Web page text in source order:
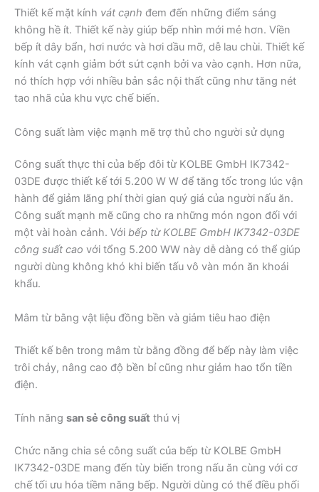
Thiết kế mặt kính vát cạnh đem đến những điểm sáng
không hề ít. Thiết kế này giúp bếp nhìn mới mẻ hơn. Viền
bếp ít dây bẩn, hơi nước và hơi dầu mỡ, dễ lau chùi. Thiết kế
kính vát cạnh giảm bớt sứt cạnh bởi va vào cạnh. Hơn nữa,
nó thích hợp với nhiều bản sắc nội thất cũng như tăng nét
tao nhã của khu vực chế biến.
Công suất làm việc mạnh mẽ trợ thủ cho người sử dụng
Công suất thực thi của bếp đôi từ KOLBE GmbH IK7342-
03DE được thiết kế tới 5.200 W W để tăng tốc trong lúc vận
hành để giảm lãng phí thời gian quý giá của người nấu ăn.
Công suất mạnh mẽ cũng cho ra những món ngon đối với
một vài hoàn cảnh. Với bếp từ KOLBE GmbH IK7342-03DE
công suất cao với tổng 5.200 WW này dễ dàng có thể giúp
người dùng không khó khi biến tấu vô vàn món ăn khoái
khẩu.
Mâm từ bằng vật liệu đồng bền và giảm tiêu hao điện
Thiết kế bên trong mâm từ bằng đồng để bếp này làm việc
trôi chảy, nâng cao độ bền bỉ cũng như giảm hao tổn tiền
điện.
Tính năng san sẻ công suất thú vị
Chức năng chia sẻ công suất của bếp từ KOLBE GmbH
IK7342-03DE mang đến tùy biến trong nấu ăn cùng với cơ
chế tối ưu hóa tiềm năng bếp. Người dùng có thể điều phối